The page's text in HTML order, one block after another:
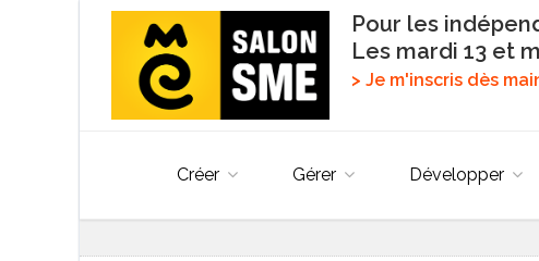
Pour les
Les mardi 13 et
> Je m'inscris dès
Créer Gérer Développer